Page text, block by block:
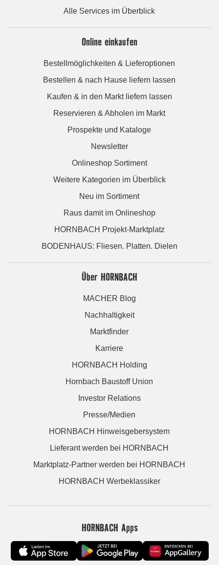
Alle Services im Überblick
Online einkaufen
Bestellmöglichkeiten & Lieferoptionen
Bestellen & nach Hause liefern lassen
Kaufen & in den Markt liefern lassen
Reservieren & Abholen im Markt
Prospekte und Kataloge
Newsletter
Onlineshop Sortiment
Weitere Kategorien im Überblick
Neu im Sortiment
Raus damit im Onlineshop
HORNBACH Projekt-Marktplatz
BODENHAUS: Fliesen. Platten. Dielen
Über HORNBACH
MACHER Blog
Nachhaltigkeit
Marktfinder
Karriere
HORNBACH Holding
Hornbach Baustoff Union
Investor Relations
Presse/Medien
HORNBACH Hinweisgebersystem
Lieferant werden bei HORNBACH
Marktplatz-Partner werden bei HORNBACH
HORNBACH Werbeklassiker
HORNBACH Apps